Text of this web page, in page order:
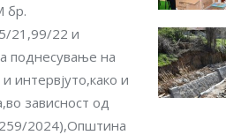
бр.
21,99/22 и
поднесување на
интервјуто,како и
зависност од
2024),Општина